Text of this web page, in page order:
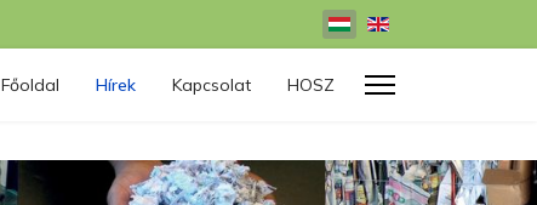
Válasszon nyelvet
Főoldal Hírek Kapcsolat HOSZ